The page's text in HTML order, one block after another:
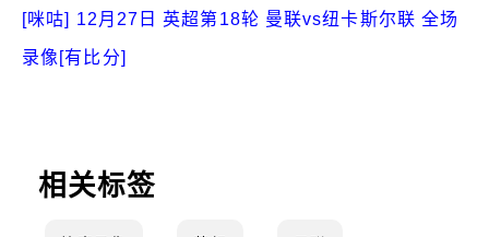
[咪咕] 12月27日 英超第18轮 曼联vs纽卡斯尔联 全场
录像[有比分]
相关标签